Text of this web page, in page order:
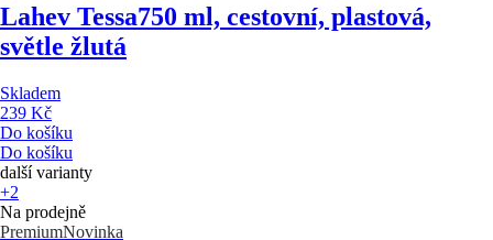
Lahev Tessa750 ml, cestovní, plastová,
světle žlutá
Skladem
239 Kč
Do košíku
Do košíku
další varianty
+2
Na prodejně
PremiumNovinka